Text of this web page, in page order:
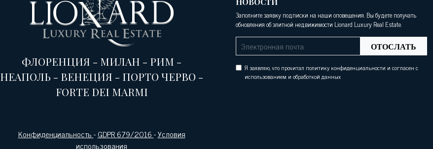
ФЛОРЕНЦИЯ - МИЛАН - РИМ -
НЕАПОЛЬ - ВЕНЕЦИЯ - ПОРТО ЧЕРВО -
FORTE DEI MARMI
Конфиденциальность-GDPR 679/2016-Условия
использования
Заполните заявку подписки на наши оповещения. Вы будете получать
обновления об элитной недвижимости Lionard Luxury Real Estate.
ОТОСЛАТЬ
Я заявляю, что прочитал политику конфиденциальности и согласен с
использованием и обработкой данных